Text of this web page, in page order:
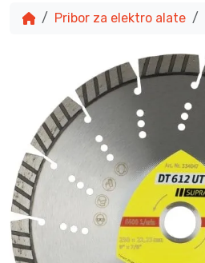
Pribor za elektro alate